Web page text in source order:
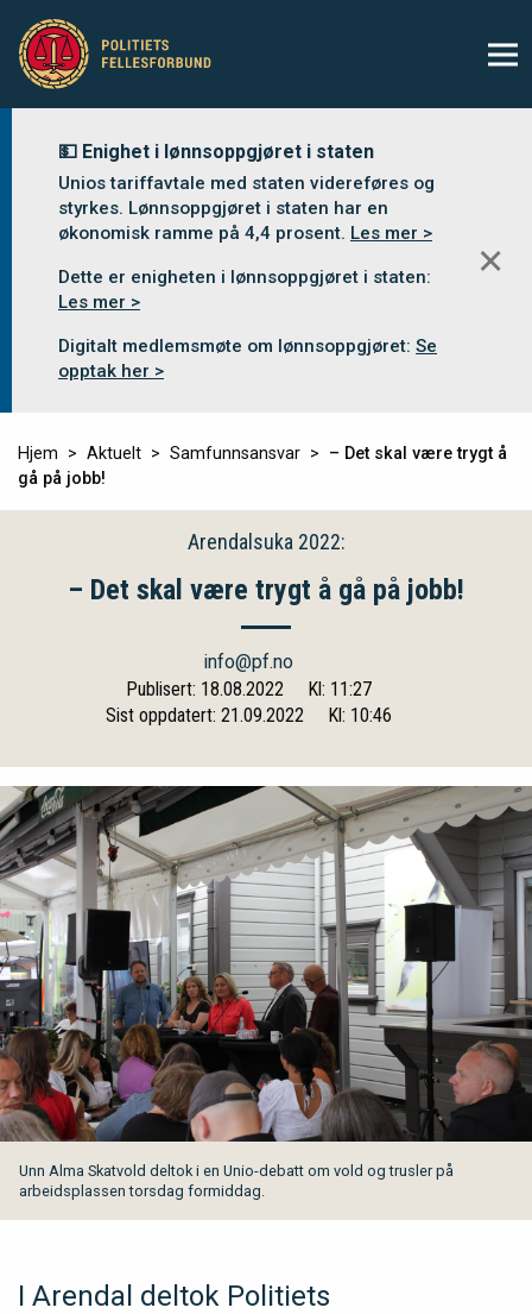
💵 Enighet i lønnsoppgjøret i staten
Unios tariffavtale med staten videreføres og
styrkes. Lønnsoppgjøret i staten har en
økonomisk ramme på 4,4 prosent. Les mer >
Dette er enigheten i lønnsoppgjøret i staten:
Les mer >
Digitalt medlemsmøte om lønnsoppgjøret: Se
opptak her >
✕
Hjem Aktuelt Samfunnsansvar
– Det skal være trygt å
gå på jobb!
Arendalsuka 2022:
– Det skal være trygt å gå på jobb!
info@pf.no
Publisert: 18.08.2022
Kl: 11:27
Sist oppdatert: 21.09.2022
Kl: 10:46
Unn Alma Skatvold deltok i en Unio-debatt om vold og trusler på
arbeidsplassen torsdag formiddag.
I Arendal deltok Politiets